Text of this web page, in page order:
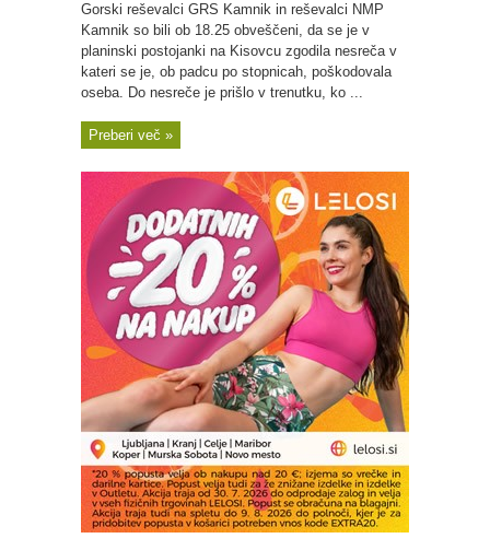
Gorski reševalci GRS Kamnik in reševalci NMP
Kamnik so bili ob 18.25 obveščeni, da se je v
planinski postojanki na Kisovcu zgodila nesreča v
kateri se je, ob padcu po stopnicah, poškodovala
oseba. Do nesreče je prišlo v trenutku, ko ...
Preberi več »